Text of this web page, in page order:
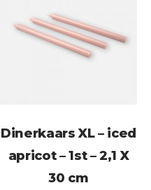
Dinerkaars XL – iced
apricot – 1st – 2,1 X
30 cm